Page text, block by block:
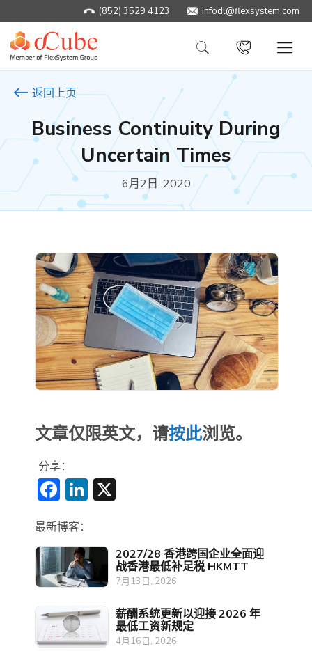
(852) 3529 4123 infodl@flexsystem.com
返回上页
Business Continuity During
Uncertain Times
6月2日, 2020
文章仅限英文，请按此浏览。
分享：
Facebook
LinkedIn
最新博客：
2027/28 香港跨国企业全面迎
战香港最低补足税 HKMTT
7月13日, 2026
薪酬系统更新以迎接 2026 年
最低工资新规定
4月16日, 2026